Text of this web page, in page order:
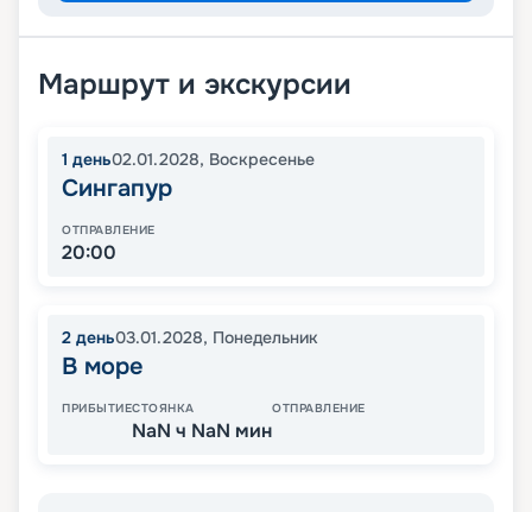
Маршрут и экскурсии
1 день02.01.2028, Воскресенье
Сингапур
ОТПРАВЛЕНИЕ
20:00
2 день03.01.2028, Понедельник
В море
ПРИБЫТИЕСТОЯНКА
NaN ч NaN мин
ОТПРАВЛЕНИЕ